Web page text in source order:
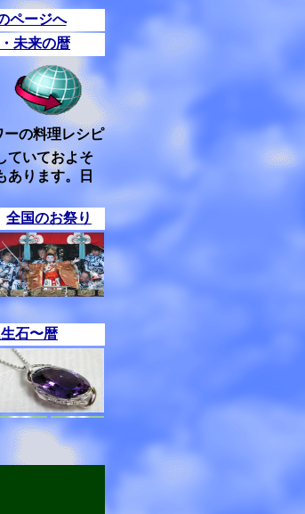
ページへ
未来の暦
ーの料理レシピ
ていておよそ
あります。日
全国のお祭り
石〜暦